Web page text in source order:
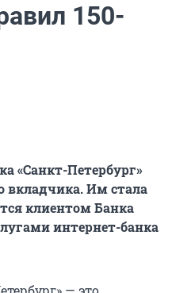
150-
«Санкт-Петербург»
вкладчика. Им стала
клиентом Банка
интернет-банка